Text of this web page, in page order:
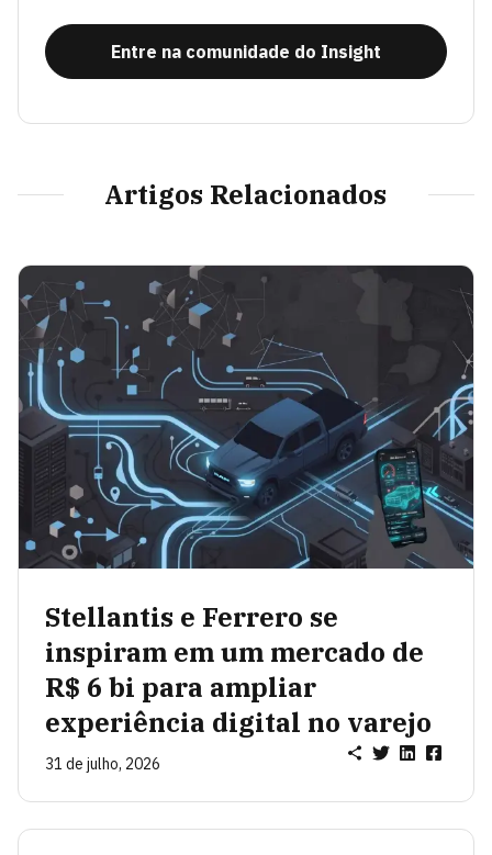
Entre na comunidade do Insight
Artigos Relacionados
Stellantis e Ferrero se
inspiram em um mercado de
R$ 6 bi para ampliar
experiência digital no varejo
31 de julho, 2026